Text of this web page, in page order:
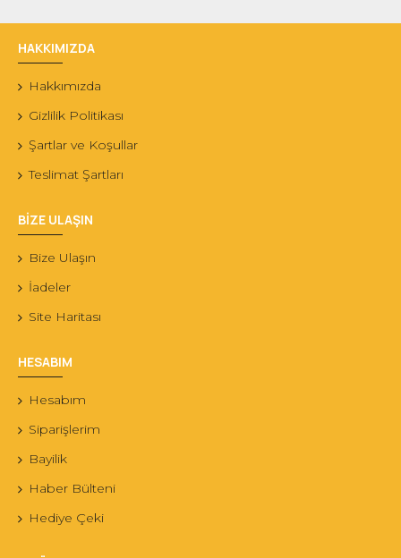
HAKKIMIZDA
Hakkımızda
Gizlilik Politikası
Şartlar ve Koşullar
Teslimat Şartları
BİZE ULAŞIN
Bize Ulaşın
İadeler
Site Haritası
HESABIM
Hesabım
Siparişlerim
Bayilik
Haber Bülteni
Hediye Çeki